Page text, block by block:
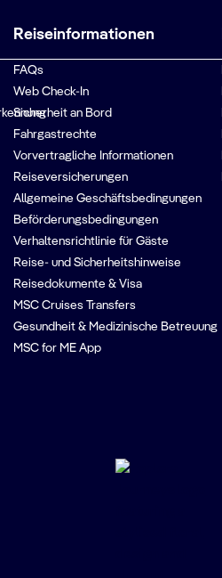
Reiseinformationen
FAQs
Web Check-In
Sicherheit an Bord
Fahrgastrechte
Vorvertragliche Informationen
Reiseversicherungen
Allgemeine Geschäftsbedingungen
Beförderungsbedingungen
Verhaltensrichtlinie für Gäste
Reise- und Sicherheitshinweise
Reisedokumente & Visa
MSC Cruises Transfers
Gesundheit & Medizinische Betreuung
MSC for ME App